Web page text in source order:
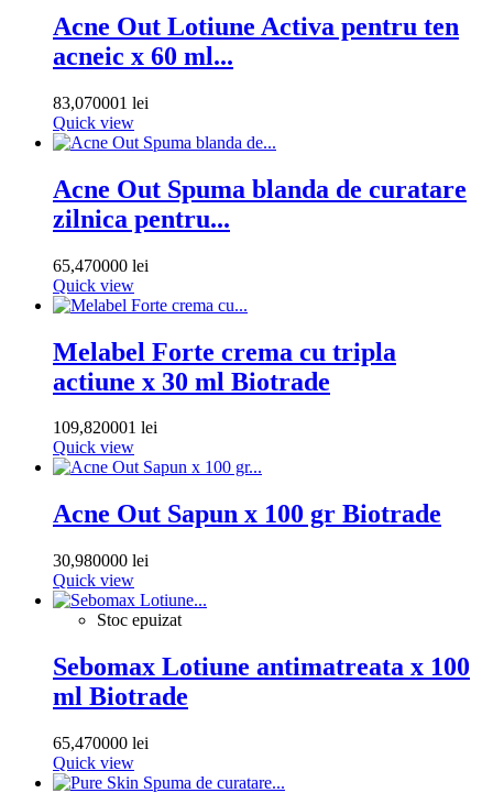
Acne Out Lotiune Activa pentru ten
acneic x 60 ml...
83,070001 lei
Quick view
Acne Out Spuma blanda de curatare
zilnica pentru...
65,470000 lei
Quick view
Melabel Forte crema cu tripla
actiune x 30 ml Biotrade
109,820001 lei
Quick view
Acne Out Sapun x 100 gr Biotrade
30,980000 lei
Quick view
Stoc epuizat
Sebomax Lotiune antimatreata x 100
ml Biotrade
65,470000 lei
Quick view